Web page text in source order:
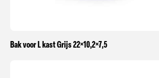
Bak voor L kast Grijs 22×10,2×7,5